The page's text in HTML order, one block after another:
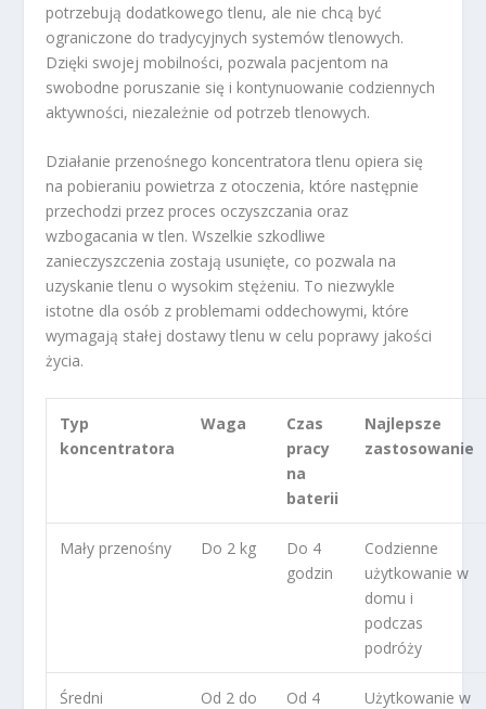
potrzebują dodatkowego tlenu, ale nie chcą być
ograniczone do tradycyjnych systemów tlenowych.
Dzięki swojej mobilności, pozwala pacjentom na
swobodne poruszanie się i kontynuowanie codziennych
aktywności, niezależnie od potrzeb tlenowych.
Działanie przenośnego koncentratora tlenu opiera się
na pobieraniu powietrza z otoczenia, które następnie
przechodzi przez proces oczyszczania oraz
wzbogacania w tlen. Wszelkie szkodliwe
zanieczyszczenia zostają usunięte, co pozwala na
uzyskanie tlenu o wysokim stężeniu. To niezwykle
istotne dla osób z problemami oddechowymi, które
wymagają stałej dostawy tlenu w celu poprawy jakości
życia.
Typ
koncentratora
Waga
Czas
pracy
na
baterii
Najlepsze
zastosowanie
Mały przenośny Do 2 kg
Do 4
godzin
Codzienne
użytkowanie w
domu i
podczas
podróży
Średni
Od 2 do
Od 4
Użytkowanie w